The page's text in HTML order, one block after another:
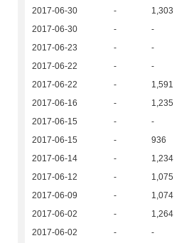
2017-06-30
- 1,303
2017-06-30
- -
2017-06-23
- -
2017-06-22
- -
2017-06-22
- 1,591
2017-06-16
- 1,235
2017-06-15
- -
2017-06-15
- 936
2017-06-14
- 1,234
2017-06-12
- 1,075
2017-06-09
- 1,074
2017-06-02
- 1,264
2017-06-02
- -